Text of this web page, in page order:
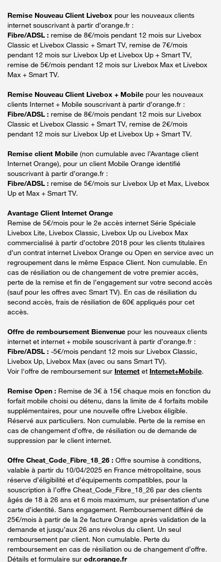
Remise Nouveau Client Livebox pour les nouveaux clients
internet souscrivant à partir d’orange.fr :
Fibre/ADSL : remise de 8€/mois pendant 12 mois sur Livebox
Classic et Livebox Classic + Smart TV, remise de 7€/mois
pendant 12 mois sur Livebox Up et Livebox Up + Smart TV,
remise de 5€/mois pendant 12 mois sur Livebox Max et Livebox
Max + Smart TV.
Remise Nouveau Client Livebox + Mobile pour les nouveaux
clients Internet + Mobile souscrivant à partir d’orange.fr :
Fibre/ADSL : remise de 8€/mois pendant 12 mois sur Livebox
Classic et Livebox Classic + Smart TV, remise de 2€/mois
pendant 12 mois sur Livebox Up et Livebox Up + Smart TV.
Remise client Mobile (non cumulable avec l’Avantage client
Internet Orange), pour un client Mobile Orange identifié
souscrivant à partir d’orange.fr :
Fibre/ADSL : remise de 5€/mois sur Livebox Up et Max, Livebox
Up et Max + Smart TV.
Avantage Client Internet Orange
Remise de 5€/mois pour le 2e accès internet Série Spéciale
Livebox Lite, Livebox Classic, Livebox Up ou Livebox Max
commercialisé à partir d’octobre 2018 pour les clients titulaires
d’un contrat internet Livebox Orange ou Open en service avec un
regroupement dans le même Espace Client. Non cumulable. En
cas de résiliation ou de changement de votre premier accès,
perte de la remise et fin de l’engagement sur votre second accès
(sauf pour les offres avec Smart TV). En cas de résiliation du
second accès, frais de résiliation de 60€ appliqués pour cet
accès.
Offre de remboursement Bienvenue pour les nouveaux clients
internet et internet + mobile souscrivant à partir d’orange.fr :
Fibre/ADSL : -5€/mois pendant 12 mois sur Livebox Classic,
Livebox Up, Livebox Max (avec ou sans Smart TV).
Voir l'offre de remboursement sur Internet et Internet+Mobile.
Remise Open : Remise de 3€ à 15€ chaque mois en fonction du
forfait mobile choisi ou détenu, dans la limite de 4 forfaits mobile
supplémentaires, pour une nouvelle offre Livebox éligible.
Réservé aux particuliers. Non cumulable. Perte de la remise en
cas de changement d'offre, de résiliation ou de demande de
suppression par le client internet.
Offre Cheat_Code_Fibre_18_26 : Offre soumise à conditions,
valable à partir du 10/04/2025 en France métropolitaine, sous
réserve d’éligibilité et d’équipements compatibles, pour la
souscription à l’offre Cheat_Code_Fibre_18_26 par des clients
âgés de 18 à 26 ans et 6 mois maximum, sur présentation d’une
carte d’identité. Sans engagement. Remboursement différé de
25€/mois à partir de la 2e facture Orange après validation de la
demande et jusqu’aux 26 ans révolus du client. Un seul
remboursement par client. Non cumulable. Perte du
remboursement en cas de résiliation ou de changement d’offre.
Détails et formulaire sur odr.orange.fr